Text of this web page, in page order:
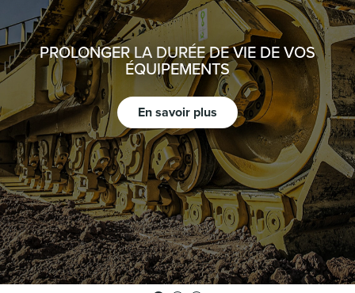
PROLONGER LA DURÉE DE VIE DE VOS
ÉQUIPEMENTS
En savoir plus